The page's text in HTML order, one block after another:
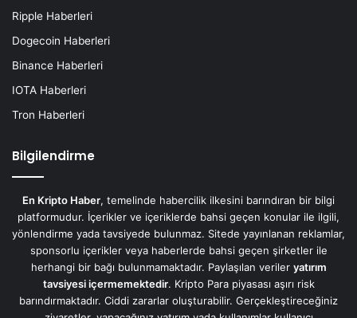
Ripple Haberleri
Dogecoin Haberleri
Binance Haberleri
IOTA Haberleri
Tron Haberleri
Bilgilendirme
En Kripto Haber, temelinde habercilik ilkesini barındıran bir bilgi
platformudur. İçerikler ve içeriklerde bahsi geçen konular ile ilgili,
yönlendirme yada tavsiyede bulunmaz. Sitede yayınlanan reklamlar,
sponsorlu içerikler veya haberlerde bahsi geçen şirketler ile
herhangi bir bağı bulunmamaktadır. Paylaşılan veriler yatırım
tavsiyesi içermemektedir. Kripto Para piyasası aşırı risk
barındırmaktadır. Ciddi zararlar oluşturabilir. Gerçekleştireceğiniz